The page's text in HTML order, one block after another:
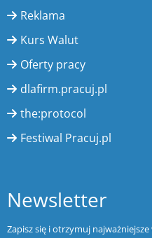
Reklama
Kurs Walut
Oferty pracy
dlafirm.pracuj.pl
the:protocol
Festiwal Pracuj.pl
Newsletter
Zapisz się i otrzymuj